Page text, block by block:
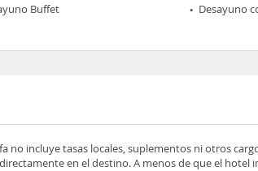
Buffet
Desayuno
no incluye tasas locales, suplementos ni otros
en el destino. A menos de que el hotel